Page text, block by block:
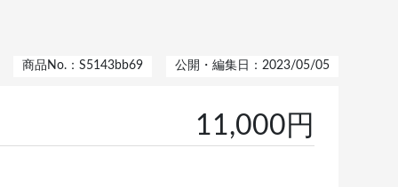
商品No.：S5143bb69 公開・編集日：2023/05/05
11,000円